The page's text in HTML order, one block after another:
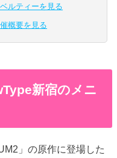
ベルティーを見る
概要を見る
新宿のメニ
」の原作に登場した